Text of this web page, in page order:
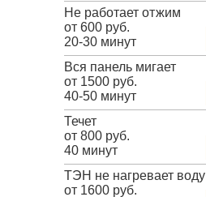
Не работает отжим
от 600 руб.
20-30 минут
Вся панель мигает
от 1500 руб.
40-50 минут
Течет
от 800 руб.
40 минут
ТЭН не нагревает воду
от 1600 руб.